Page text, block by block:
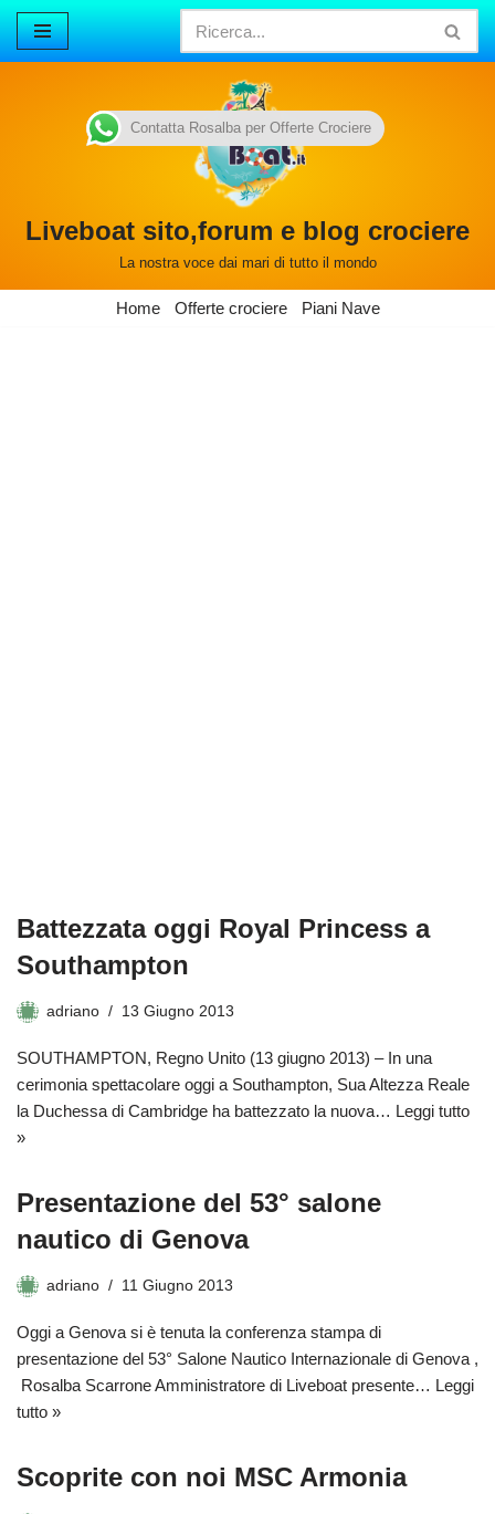
Vai
Liveboat sito,forum e blog crociere
La nostra voce dai mari di tutto il mondo
Home Offerte crociere Piani Nave
Battezzata oggi Royal Princess a
Southampton
adriano 13 Giugno 2013
SOUTHAMPTON, Regno Unito (13 giugno 2013) – In una
cerimonia spettacolare oggi a Southampton, Sua Altezza Reale
la Duchessa di Cambridge ha battezzato la nuova… Leggi tutto
»
Presentazione del 53° salone
nautico di Genova
adriano 11 Giugno 2013
Oggi a Genova si è tenuta la conferenza stampa di
presentazione del 53° Salone Nautico Internazionale di Genova ,
Rosalba Scarrone Amministratore di Liveboat presente… Leggi
tutto »
Scoprite con noi MSC Armonia
Contatta Rosalba per Offerte Crociere